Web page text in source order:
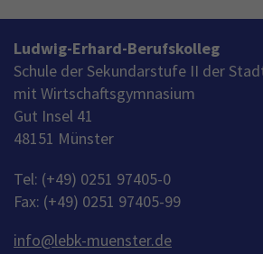
Ludwig-Erhard-Berufskolleg
Schule der Sekundarstufe II der
mit Wirtschaftsgymnasium
Gut Insel 41
48151 Münster
Tel: (+49) 0251 97405-0
Fax: (+49) 0251 97405-99
info@lebk-muenster.de